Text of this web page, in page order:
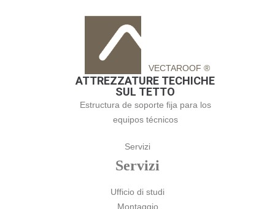
VECTAROOF ®
ATTREZZATURE TECHICHE
SUL TETTO
Estructura de soporte fija para los
equipos técnicos
Servizi
Servizi
Ufficio di studi
Montaggio